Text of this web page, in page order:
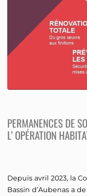
PERMANENCES DE
L’ OPÉRATION
Depuis avril 2023, la
Bassin d’Aubenas a